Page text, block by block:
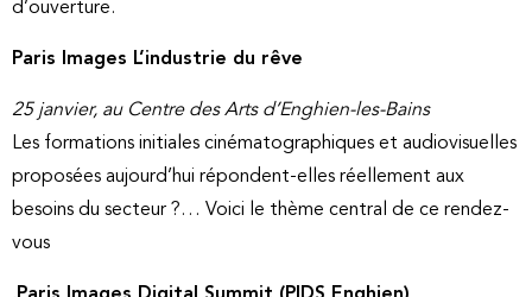
d’ouverture.
Paris Images L’industrie du rêve
25 janvier, au Centre des Arts d’Enghien-les-Bains
Les formations initiales cinématographiques et audiovisuelles
proposées aujourd’hui répondent-elles réellement aux
besoins du secteur ?… Voici le thème central de ce rendez-
vous